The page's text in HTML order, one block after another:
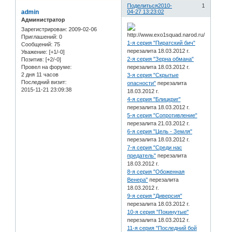
Поделиться 1
2010-
04-27 13:23:02
admin
Администратор
Зарегистрирован: 2009-02-06
Приглашений: 0
Сообщений: 75
Уважение: [+1/-0]
Позитив: [+2/-0]
Провел на форуме:
2 дня 11 часов
Последний визит:
2015-11-21 23:09:38
1-я серия "Пиратский бич"
перезалита 18.03.2012 г.
2-я серия "Зерна обмана"
перезалита 18.03.2012 г.
3-я серия "Скрытые
опасности" перезалита
18.03.2012 г.
4-я серия "Блицкриг"
перезалита 18.03.2012 г.
5-я серия "Сопротивление"
перезалита 21.03.2012 г.
6-я серия "Цель - Земля"
перезалита 18.03.2012 г.
7-я серия "Среди нас
предатель" перезалита
18.03.2012 г.
8-я серия "Обоженная
Венера" перезалита
18.03.2012 г.
9-я серия "Диверсия"
перезалита 18.03.2012 г.
10-я серия "Покинутые"
перезалита 18.03.2012 г.
11-я серия "Последний бой